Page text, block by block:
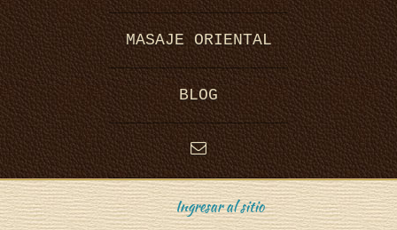
i
n
MASAJE ORIENTAL
BLOG
Ingresar al sitio